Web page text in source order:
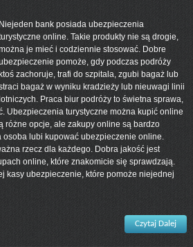
Niejeden bank posiada ubezpieczenia
online. Takie produkty nie są drogie,
je mieć i codziennie stosować. Dobre
pomoże, gdy podczas podróży
ktoś zachoruje, trafi do szpitala, zgubi bagaż lub
bagaż w wyniku kradzieży lub nieuwagi linii
lotniczych. Praca biur podróży to świetna sprawa,
Ubezpieczenia turystyczne można kupić online
różne opcje, ale zakupy online są bardzo
lubi kupować ubezpieczenie online.
rzecz dla każdego. Dobra jakość jest
online, które znakomicie się sprawdzają.
kasy ubezpieczenie, które pomoże niejednej
Czytaj Dalej